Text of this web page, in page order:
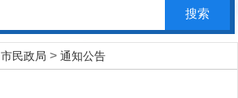
市民政局 > 通知公告